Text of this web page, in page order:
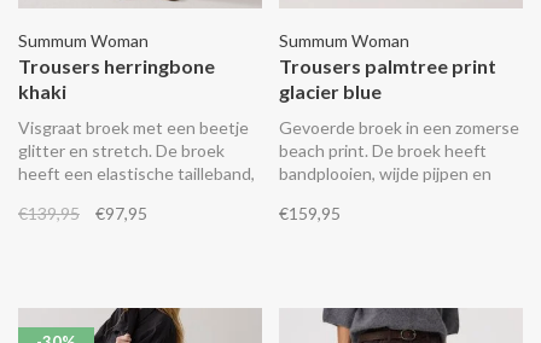
Summum Woman
Trousers herringbone
khaki
Visgraat broek met een beetje
glitter en stretch. De broek
heeft een elastische tailleband,
zijkant. Combineer het met de
€139,95 €97,95
Summum Woman
Trousers palmtree print
glacier blue
Gevoerde broek in een zomerse
beach print. De broek heeft
bandplooien, wijde pijpen en
achterkant.
€159,95